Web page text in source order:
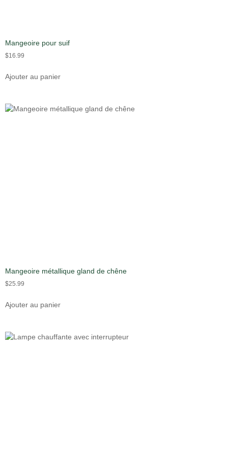
Mangeoire pour suif
$16.99
Ajouter au panier
Mangeoire métallique gland de chêne
$25.99
Ajouter au panier